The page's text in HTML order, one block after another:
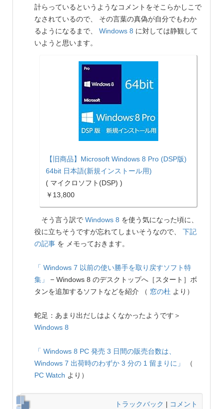
計らっているというようなコメントをそこらかしこで
なされているので、 その言葉の真偽が自分でもわか
るようになるまで、 Windows 8 に対しては静観して
いようと思います。
【旧商品】Microsoft Windows 8 Pro (DSP版)
64bit 日本語(新規インストール用)
( マイクロソフト(DSP) )
￥13,800
そう言う訳で Windows 8 を使う気になった頃に、
役に立ちそうですが忘れてしまいそうなので、 下記
の記事 を メモっておきます。
「 Windows 7 以前の使い勝手を取り戻すソフト特
集」
− Windows 8 のデスクトップへ［スタート］ボ
タンを追加するソフトなどを紹介 （ 窓の杜 より）
蛇足：あまり出だしはよくなかったようです＞
Windows 8
「 Windows 8 PC 発売 3 日間の販売台数は、
Windows 7 出荷時のわずか 3 分の 1 留まりに」
（
PC Watch より）
トラックバック | コメント